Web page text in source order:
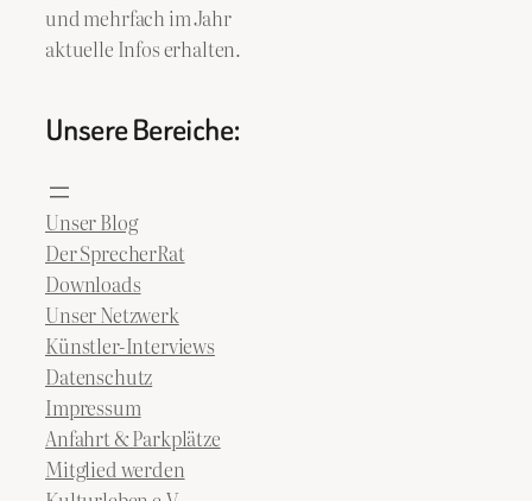
und mehrfach im Jahr
aktuelle Infos erhalten.
Unsere Bereiche:
Unser Blog
Der SprecherRat
Downloads
Unser Netzwerk
Künstler-Interviews
Datenschutz
Impressum
Anfahrt & Parkplätze
Mitglied werden